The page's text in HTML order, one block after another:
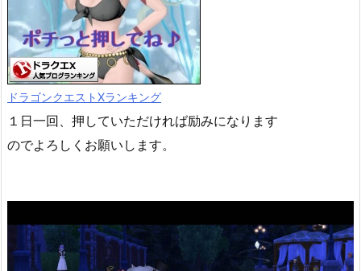
ドラゴンクエストXランキング
１日一回、押していただければ励みになります
のでよろしくお願いします。